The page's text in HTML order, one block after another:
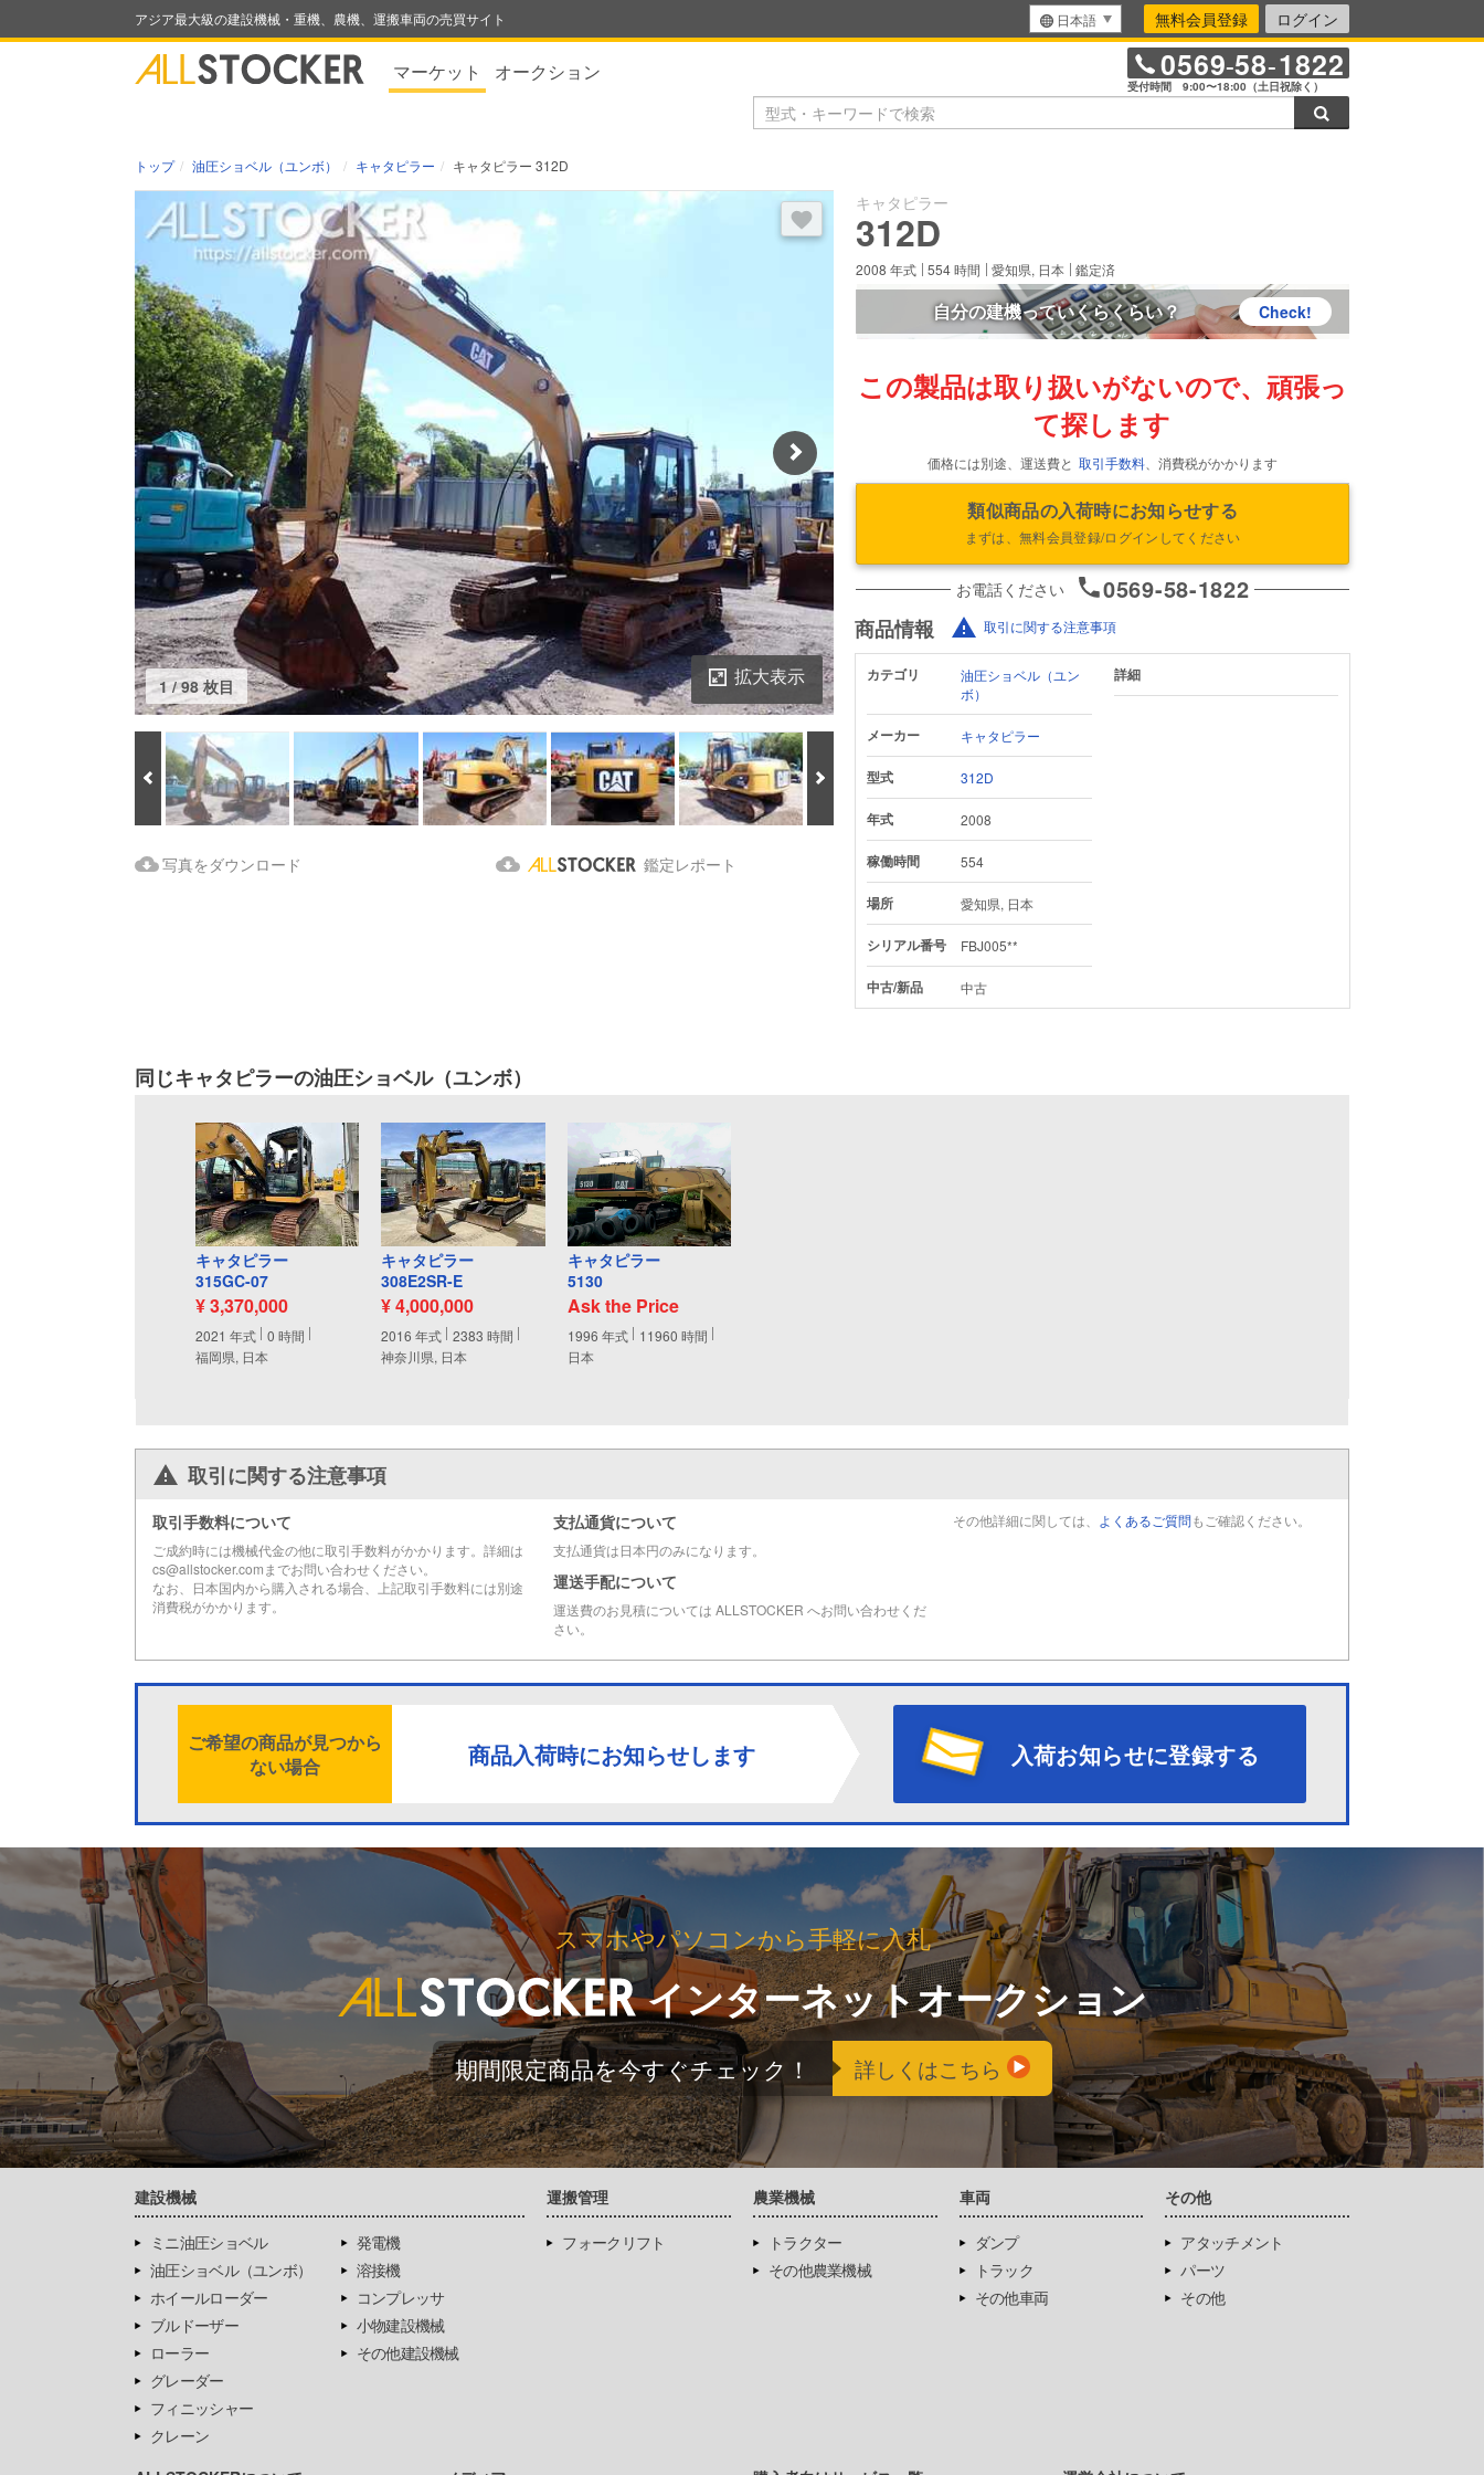
アジア最大級の建設機械・重機、農機、運搬車両の売買サイト 日本語 無料会員登録 ログイン
マーケット オークション 0569-58-1822
受付時間 9:00〜18:00（土日祝除く）
トップ 油圧ショベル（ユンボ） キャタピラー キャタピラー 312D
キャタピラー
312D
2008 年式 554時間 愛知県, 日本 鑑定済
1 / 98 枚目 拡大表示
ログイン後にお気に入り登録できます。
Prev 次へ
写真をダウンロード 鑑定レポート
自分の建機っていくらくらい？ Check!
この製品は取り扱いがないので、頑張っ
て探します
価格には別途、運送費と 取引手数料、消費税がかかります
類似商品の入荷時にお知らせする
まずは、無料会員登録/ログインしてください
お電話ください 0569-58-1822
商品情報 取引に関する注意事項
カテゴリ
油圧ショベル（ユン
ボ）
メーカー キャタピラー
型式 312D
年式 2008
稼働時間 554
場所 愛知県, 日本
シリアル番号 FBJ005**
中古/新品 中古
詳細
同じキャタピラーの油圧ショベル（ユンボ）
キャタピラー
315GC-07
¥ 3,370,000
2021 年式 0 時間
福岡県, 日本
キャタピラー
308E2SR-E
¥ 4,000,000
2016 年式 2383 時間
神奈川県, 日本
キャタピラー
5130
Ask the Price
1996 年式 11960 時間
日本
取引に関する注意事項
取引手数料について
ご成約時には機械代金の他に取引手数料がかかります。詳細は
cs@allstocker.comまでお問い合わせください。
なお、日本国内から購入される場合、上記取引手数料には別途
消費税がかかります。
支払通貨について
支払通貨は日本円のみになります。
運送手配について
運送費のお見積については ALLSTOCKER へお問い合わせくだ
さい。
その他詳細に関しては、 よくあるご質問もご確認ください。
ご希望の商品が見つから
ない場合
商品入荷時にお知らせします 入荷お知らせに登録する
スマホやパソコンから手軽に入札
インターネットオークション
期間限定商品を今すぐチェック！ 詳しくはこちら
建設機械
ミニ油圧ショベル
油圧ショベル（ユンボ）
ホイールローダー
ブルドーザー
ローラー
グレーダー
フィニッシャー
クレーン
発電機
溶接機
コンプレッサ
小物建設機械
その他建設機械
運搬管理
フォークリフト
農業機械
トラクター
その他農業機械
車両
ダンプ
トラック
その他車両
その他
アタッチメント
パーツ
その他